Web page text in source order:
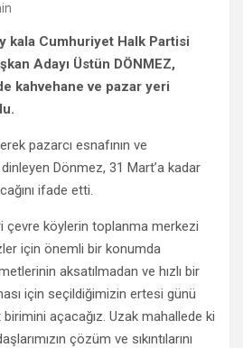
kala Cumhuriyet Halk Partisi
Adayı Üstün DÖNMEZ,
kahvehane ve pazar yeri
pazarcı esnafının ve
Dönmez, 31 Mart’a kadar
ifade etti.
çevre köylerin toplanma merkezi
için önemli bir konumda
aksatılmadan ve hızlı bir
için seçildiğimizin ertesi günü
açacağız. Uzak mahallede ki
çözüm ve sıkıntılarını